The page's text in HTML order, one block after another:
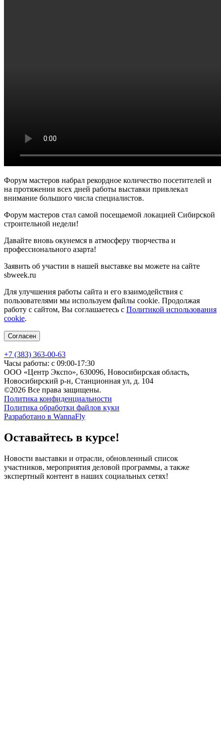
Форум мастеров набрал рекордное количество посетителей и
на протяжении всех дней работы выставки привлекал
внимание большого числа специалистов.
Форум мастеров стал самой посещаемой локацией Сибирской
строительной недели!
Давайте вновь окунемся в атмосферу творчества и
профессионального азарта!
Заявить об участии в нашей выставке вы можете на сайте
sbweek.ru
Для улучшения работы сайта и его взаимодействия с
пользователями мы используем файлы cookie. Продолжая
работу с сайтом, Вы соглашаетесь с Политикой использования
cookie.
Согласен
+7 (383) 363-00-63
Часы работы: с 09:00-17:30
ООО «Центр Экспо», 630096, Новосибирская область,
Новосибирский р-н, Станционная ул, д. 104
©2026 Все права защищены.
Политика конфиденциальности
Политика обработки файлов куки
Разработано в WannaFly
Оставайтесь в курсе!
Новости выставки и отрасли, обновленный список
участников, мероприятия деловой программы, а также
экспертный контент в наших социальных сетях!